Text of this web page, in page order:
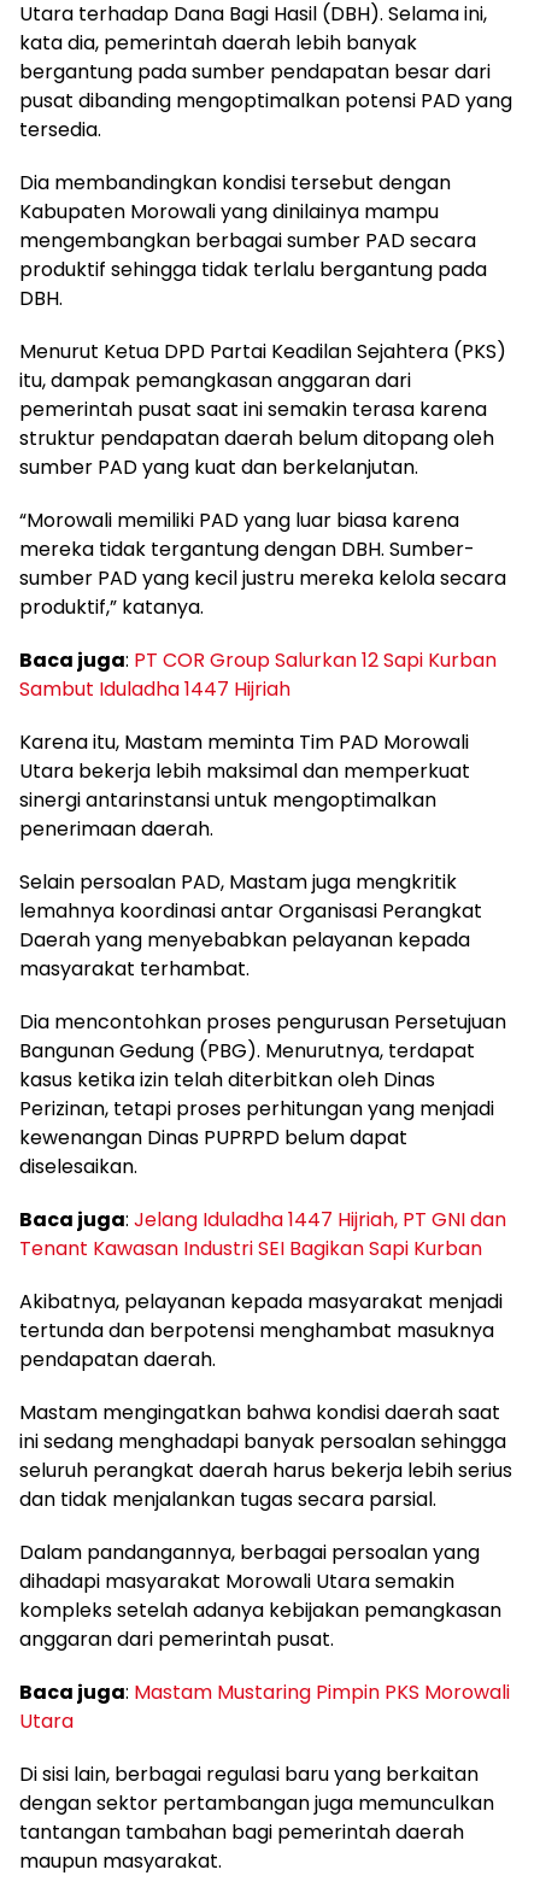
Utara terhadap Dana Bagi Hasil (DBH). Selama ini,
kata dia, pemerintah daerah lebih banyak
bergantung pada sumber pendapatan besar dari
pusat dibanding mengoptimalkan potensi PAD yang
tersedia.
Dia membandingkan kondisi tersebut dengan
Kabupaten Morowali yang dinilainya mampu
mengembangkan berbagai sumber PAD secara
produktif sehingga tidak terlalu bergantung pada
DBH.
Menurut Ketua DPD Partai Keadilan Sejahtera (PKS)
itu, dampak pemangkasan anggaran dari
pemerintah pusat saat ini semakin terasa karena
struktur pendapatan daerah belum ditopang oleh
sumber PAD yang kuat dan berkelanjutan.
“Morowali memiliki PAD yang luar biasa karena
mereka tidak tergantung dengan DBH. Sumber-
sumber PAD yang kecil justru mereka kelola secara
produktif,” katanya.
Baca juga: PT COR Group Salurkan 12 Sapi Kurban
Sambut Iduladha 1447 Hijriah
Karena itu, Mastam meminta Tim PAD Morowali
Utara bekerja lebih maksimal dan memperkuat
sinergi antarinstansi untuk mengoptimalkan
penerimaan daerah.
Selain persoalan PAD, Mastam juga mengkritik
lemahnya koordinasi antar Organisasi Perangkat
Daerah yang menyebabkan pelayanan kepada
masyarakat terhambat.
Dia mencontohkan proses pengurusan Persetujuan
Bangunan Gedung (PBG). Menurutnya, terdapat
kasus ketika izin telah diterbitkan oleh Dinas
Perizinan, tetapi proses perhitungan yang menjadi
kewenangan Dinas PUPRPD belum dapat
diselesaikan.
Baca juga: Jelang Iduladha 1447 Hijriah, PT GNI dan
Tenant Kawasan Industri SEI Bagikan Sapi Kurban
Akibatnya, pelayanan kepada masyarakat menjadi
tertunda dan berpotensi menghambat masuknya
pendapatan daerah.
Mastam mengingatkan bahwa kondisi daerah saat
ini sedang menghadapi banyak persoalan sehingga
seluruh perangkat daerah harus bekerja lebih serius
dan tidak menjalankan tugas secara parsial.
Dalam pandangannya, berbagai persoalan yang
dihadapi masyarakat Morowali Utara semakin
kompleks setelah adanya kebijakan pemangkasan
anggaran dari pemerintah pusat.
Baca juga: Mastam Mustaring Pimpin PKS Morowali
Utara
Di sisi lain, berbagai regulasi baru yang berkaitan
dengan sektor pertambangan juga memunculkan
tantangan tambahan bagi pemerintah daerah
maupun masyarakat.